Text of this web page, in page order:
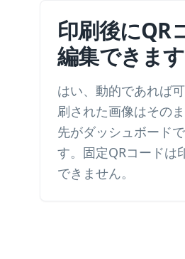
印刷後にQR
編集できま
はい、動的であれば
刷された画像はその
先がダッシュボード
す。固定QRコードは
できません。